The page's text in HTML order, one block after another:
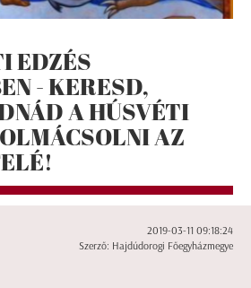
EDZÉS
- KERESD,
A HÚSVÉTI
AZ
2019-03-11 09:18:24
Szerző: Hajdúdorogi Főegyházmegye